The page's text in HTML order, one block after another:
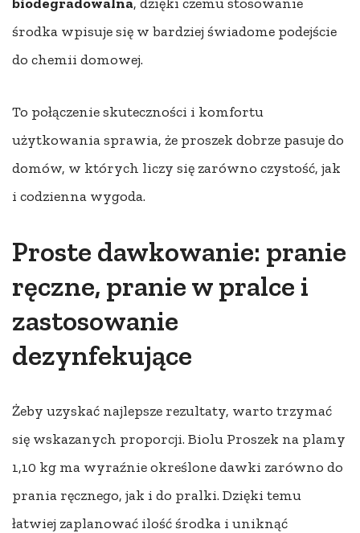
biodegradowalna, dzięki czemu stosowanie
środka wpisuje się w bardziej świadome podejście
do chemii domowej.
To połączenie skuteczności i komfortu
użytkowania sprawia, że proszek dobrze pasuje do
domów, w których liczy się zarówno czystość, jak
i codzienna wygoda.
Proste dawkowanie: pranie
ręczne, pranie w pralce i
zastosowanie
dezynfekujące
Żeby uzyskać najlepsze rezultaty, warto trzymać
się wskazanych proporcji. Biolu Proszek na plamy
1,10 kg ma wyraźnie określone dawki zarówno do
prania ręcznego, jak i do pralki. Dzięki temu
łatwiej zaplanować ilość środka i uniknąć